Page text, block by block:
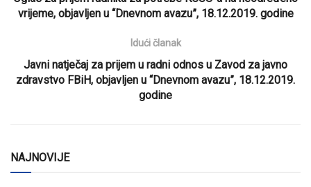
vrijeme, objavljen u “Dnevnom avazu”, 18.12.2019. godine
Idući članak
Javni natječaj za prijem u radni odnos u Zavod za javno
zdravstvo FBiH, objavljen u “Dnevnom avazu”, 18.12.2019.
godine
NAJNOVIJE